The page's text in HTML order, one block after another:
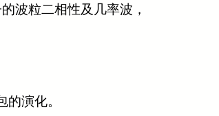
波粒二相性及几率波，
演化。